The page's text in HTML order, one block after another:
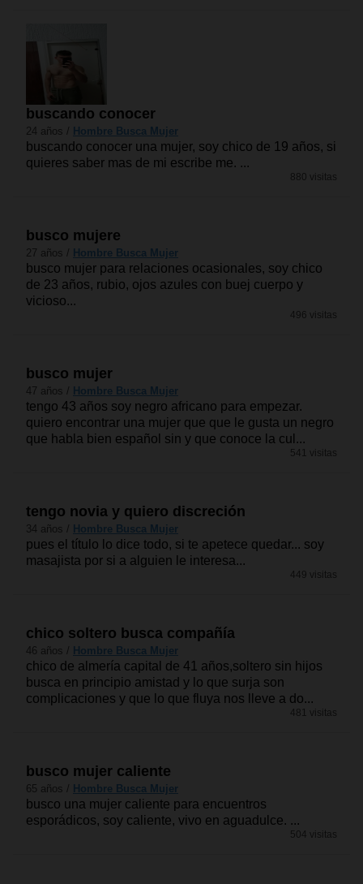
buscando conocer
24 años / Hombre Busca Mujer
buscando conocer una mujer, soy chico de 19 años, si
quieres saber mas de mi escribe me. ...
880 visitas
busco mujere
27 años / Hombre Busca Mujer
busco mujer para relaciones ocasionales, soy chico
de 23 años, rubio, ojos azules con buej cuerpo y
vicioso...
496 visitas
busco mujer
47 años / Hombre Busca Mujer
tengo 43 años soy negro africano para empezar.
quiero encontrar una mujer que que le gusta un negro
que habla bien español sin y que conoce la cul...
541 visitas
tengo novia y quiero discreción
34 años / Hombre Busca Mujer
pues el título lo dice todo, si te apetece quedar... soy
masajista por si a alguien le interesa...
449 visitas
chico soltero busca compañía
46 años / Hombre Busca Mujer
chico de almería capital de 41 años,soltero sin hijos
busca en principio amistad y lo que surja son
complicaciones y que lo que fluya nos lleve a do...
481 visitas
busco mujer caliente
65 años / Hombre Busca Mujer
busco una mujer caliente para encuentros
esporádicos, soy caliente, vivo en aguadulce. ...
504 visitas